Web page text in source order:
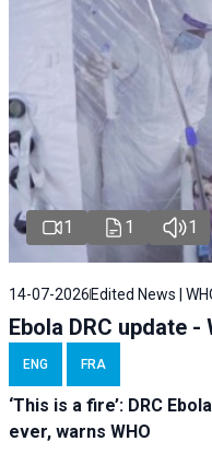
1 1 1
14-07-2026 Edited News |
Ebola DRC update -
ENG FRA
‘This is a fire’: DRC
ever, warns WHO